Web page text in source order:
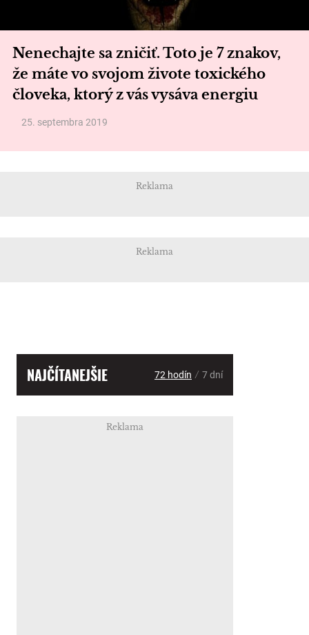
Nenechajte sa zničiť. Toto je 7 znakov,
že máte vo svojom živote toxického
človeka, ktorý z vás vysáva energiu
25. septembra 2019
Reklama
Reklama
NAJČÍTANEJŠIE 72 hodín / 7 dní
Reklama